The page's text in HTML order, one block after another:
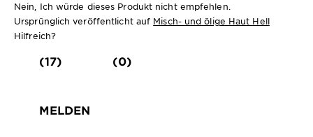
Nein, Ich würde dieses Produkt nicht empfehlen.
Ursprünglich veröffentlicht auf Misch- und ölige Haut Hell
Hilfreich?
(17) (0)
MELDEN